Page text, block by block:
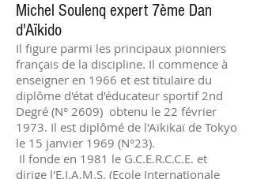
Michel Soulenq expert 7ème Dan
d'Aïkido
Il figure parmi les principaux pionniers
français de la discipline. Il commence à
enseigner en 1966 et est titulaire du
diplôme d'état d'éducateur sportif 2nd
Degré (N° 2609) obtenu le 22 février
1973. Il est diplômé de l'Aïkikaï de Tokyo
le 15 janvier 1969 (N°23).
Il fonde en 1981 le G.C.E.R.C.C.E. et
dirige l'E.I.A.M.S. (Ecole Internationale